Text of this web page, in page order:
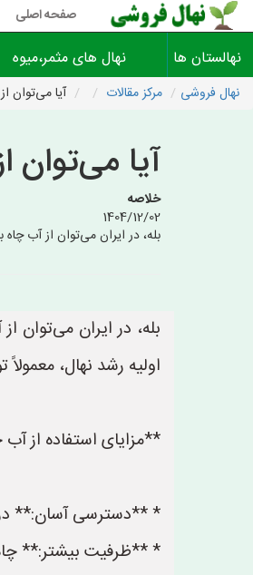
صفحه اصلی
نهالستان ها نهال های مثمر،میوه
نهال فروشی مرکز مقالات آیا می‌توان
آیا می‌توان
خلاصه
1404/12/02
بله، در ایران می‌توان از آب
بله، در ایران می‌توان
اولیه رشد نهال،
**مزایای استفاده از
* **دسترسی آسان:** در
* **ظرفیت بیشتر:**